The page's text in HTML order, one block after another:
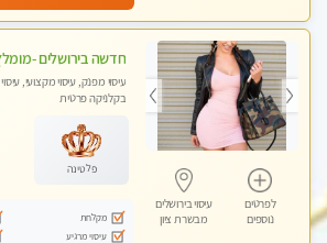
לפרטים
נוספים
עיסוי בירושלים
מבשרת ציון
עיסוי מפנק, עיסוי מקצועי, עיסוי
בקלניקה פרטית
פלטינה
מקלחת
עיסוי מרגיע